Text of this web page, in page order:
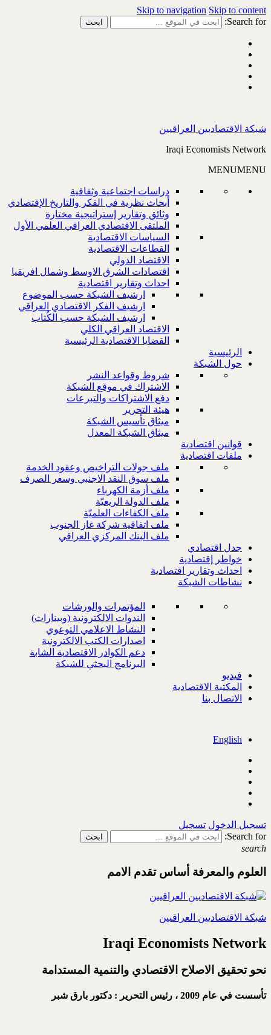
Skip to navigation Skip to content
Search for:
شبكة الاقتصاديين العراقيين
Iraqi Economists Network
MENUMENU
دراسات اجتماعية وثقافية
أبحاث نظرية في الفكر والتاريخ الإقتصادي
وثائق وتقارير إستراتيجية مختارة
الملتقى الاقتصادي العراقي العلمي الأول
السياسات الاقتصادية
القطاعات الاقتصادية
الاقتصاد الدولي
اقتصادات الشرق الاوسط وشمال افريقيا
احداث وتقارير اقتصادية
ارشيف الشبكة حسب الموضوع
ارشيف الفكر الاقتصادي العراقي
ارشيف الشبكة حسب الكُتاب
الاقتصاد العراقي الكلي
القضايا الاقتصادية الرئيسية
الرئيسية
حول الشبكة
شروط وقواعد النشر
الاشتراك في موقع الشبكة
دفع الاشتراكات والتبرعات
هيئة التحرير
ميثاق تأسيس الشبكة
ميثاق الشبكة المعدل
قوانين اقتصادية
ملفات اقتصادية
ملف جولات التراخيص وعقود الخدمة
ملف سوق النقد الاجنبي وسعر الصرف
ملف أزمة الكهرباء
ملف الدولة الريعيّة
ملف الكفاءات العلميّة
ملف اتفاقية شركة غاز الجنوب
ملف البنك المركزي العراقي
جدل اقتصادي
خواطر إقتصادية
احداث وتقارير اقتصادية
نشاطات الشبكة
المؤتمرات والورشات
الندوات الالكترونية (وبينارات)
النشاط الاعلامي التوعوي
اصدارات الكتب الالكترونية
دعم الكوادر الاقتصادية الشابة
البرنامج البحثي للشبكة
فيديو
المكتبة الاقتصادية
الاتصال بنا
English
تسجيل الدخول تسجيل
Search for:
search
العلوم والمعرفة أساس تقدم الامم
شبكة الاقتصاديين العراقيين
Iraqi Economists Network
نحو تحقيق الاصلاح الاقتصادي والتنمية المستدامة
تأسست في عام 2009 ، رئيس التحرير : دكتور بارق شبر